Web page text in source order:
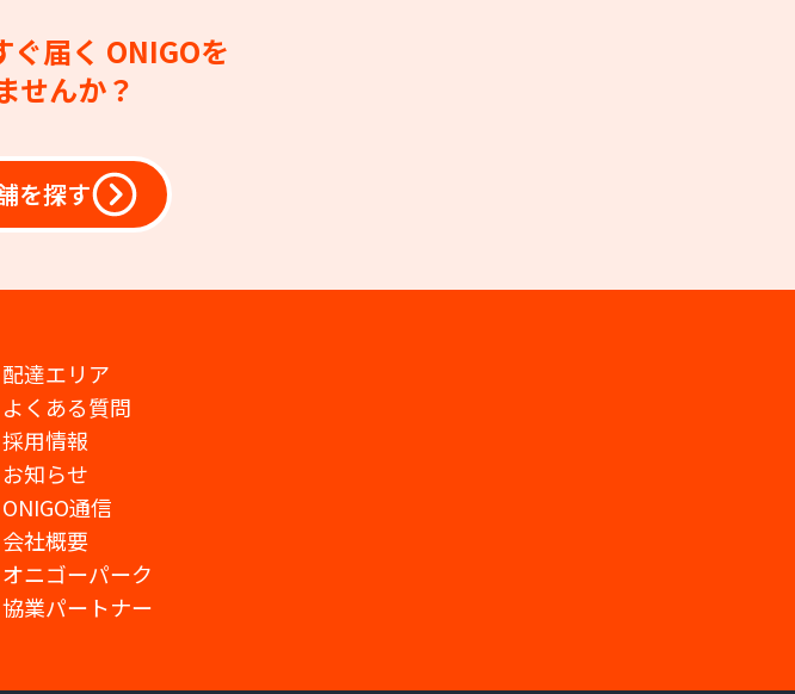
ぐ届く ONIGOを
せんか？
を探す
配達エリア
よくある質問
採用情報
お知らせ
ONIGO通信
会社概要
オニゴーパーク
協業パートナー